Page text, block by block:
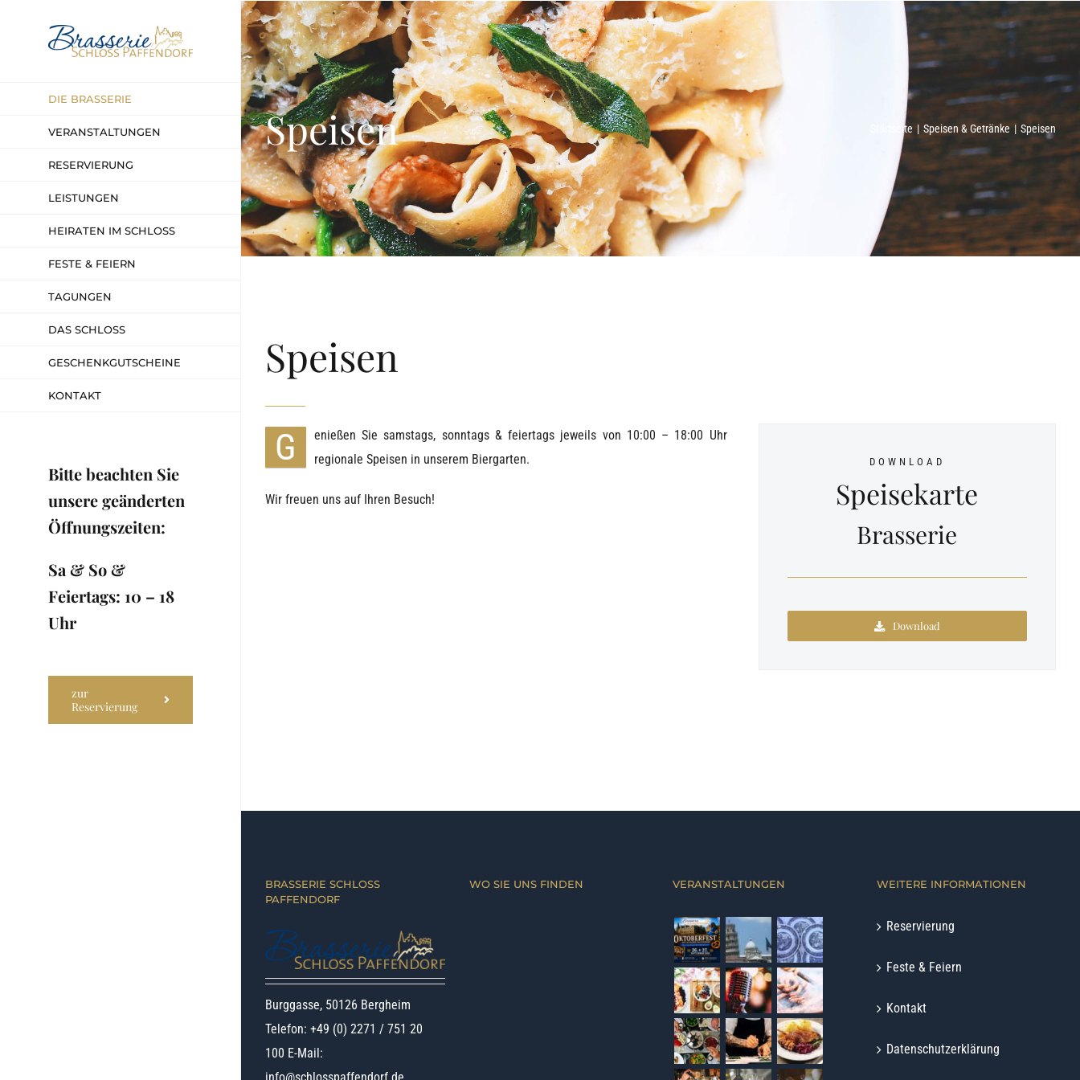
DIE BRASSERIE
VERANSTALTUNGEN
RESERVIERUNG
LEISTUNGEN
HEIRATEN IM SCHLOSS
FESTE & FEIERN
TAGUNGEN
DAS SCHLOSS
GESCHENKGUTSCHEINE
KONTAKT
Bitte beachten Sie
unsere geänderten
Öffnungszeiten:
Sa & So &
Feiertags: 10 – 18
Uhr
zur
Reservierung
Speisen Startseite Speisen & Getränke Speisen
Speisen
G
enießen Sie samstags, sonntags & feiertags jeweils von 10:00 – 18:00 Uhr
regionale Speisen in unserem Biergarten.
Wir freuen uns auf Ihren Besuch!
DOWNLOAD
Speisekarte
Brasserie
Download
BRASSERIE SCHLOSS
PAFFENDORF
Burggasse, 50126 Bergheim
Telefon: +49 (0) 2271 / 751 20
100 E-Mail:
WO SIE UNS FINDEN VERANSTALTUNGEN WEITERE INFORMATIONEN
Reservierung
Feste & Feiern
Kontakt
Datenschutzerklärung